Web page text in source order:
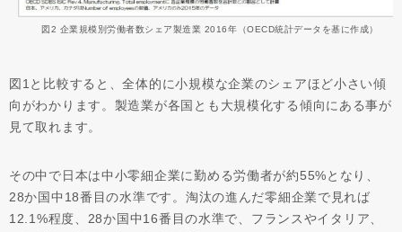
図2 企業規模別労働者数シェア製造業 2016年（OECD統計データを基に作成）
図1と比較すると、全体的に小規模な企業のシェアほど小さい傾
向がわかります。製造業が各国とも大規模化する傾向にある事が
見て取れます。
その中で日本は中小零細企業に勤める労働者が約55%となり、
28か国中18番目の水準です。淘汰の進んだ零細企業で見れば
12.1%程度、28か国中16番目の水準で、フランスやイタリア、